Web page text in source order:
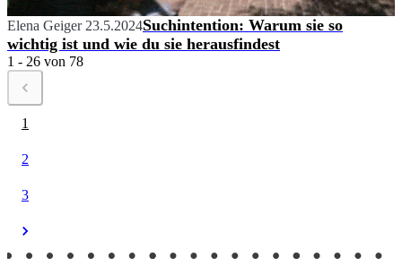
Elena Geiger 23.5.2024Suchintention: Warum sie so
wichtig ist und wie du sie herausfindest
1 - 26 von 78
1
2
3